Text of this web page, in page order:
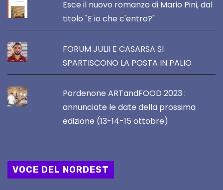
Esce il nuovo romanzo di Mario Pini, dal
titolo "E io che c'entro?"
FORUM JULII E CASARSA SI
SPARTISCONO LA POSTA IN PALIO
Pordenone ARTandFOOD 2023 :
annunciate le date della prossima
edizione (13-14-15 ottobre)
VOCE DEL NORDEST